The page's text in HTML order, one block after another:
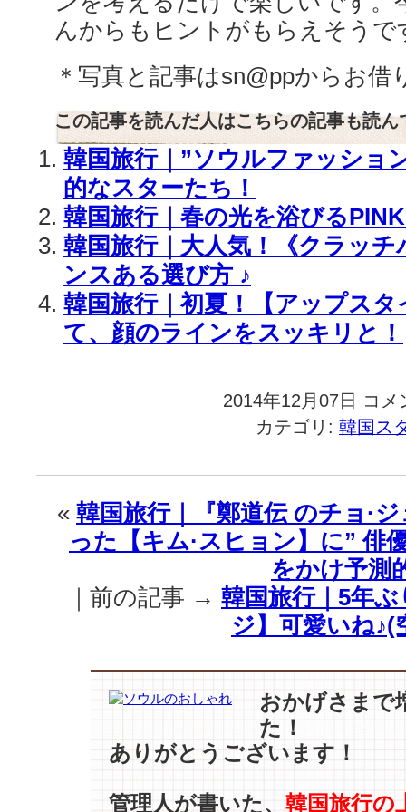
んからもヒントがもらえそうで
＊写真と記事はsn@ppからお借
この記事を読んだ人はこちらの記事も読ん
韓国旅行｜”ソウルファッショ
的なスターたち！
韓国旅行｜春の光を浴びる
韓国旅行｜大人気！《クラッ
ンスある選び方 ♪
韓国旅行｜初夏！【アップス
て、顔のラインをスッキリと！
2014年12月07日
韓
国
旅
｜
リ
デ
ー
シ
ー
ン』
輝
く
ス
ス
コメ
カテゴリ: 韓国ス
« 韓国旅行｜『鄭道伝 のチョ·
った【キム·スヒョン】に” 俳
をかけ予測
｜前の記事 → 韓国旅行｜5年
ジ】可愛いね
おかげさまで
た！
ありがとうございます！
管理人が書いた、 韓国旅行の